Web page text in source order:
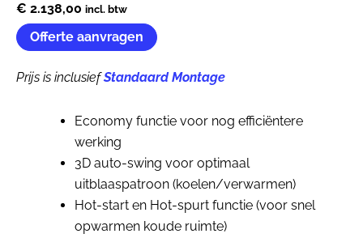
€ 2.138,00 incl. btw
Offerte aanvragen
Prijs is inclusiefStandaard Montage
Economy functie voor nog efficiëntere
werking
3D auto-swing voor optimaal
uitblaaspatroon (koelen/verwarmen)
Hot-start en Hot-spurt functie (voor snel
opwarmen koude ruimte)